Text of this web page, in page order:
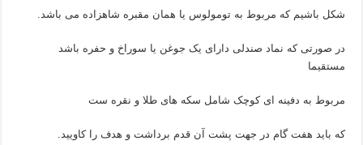
شکل باشیم که مربوط به تومولوس یا همان مقبره شاهزاده می باشد.
در صورتی که نماد صندلی دارای یک جوغن یا سوراخ و حفره باشد
مستقیما
مربوط به دفینه ای کوچک شامل سکه های طلا و نقره ست
که باید هفت گام در جهت پشت آن قدم برداشت و هدف را کاویید.